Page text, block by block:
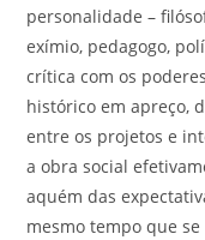
personalidade –
exímio, pedagogo,
crítica com os
histórico em apreço,
entre os projetos e
a obra social
aquém das
mesmo tempo que